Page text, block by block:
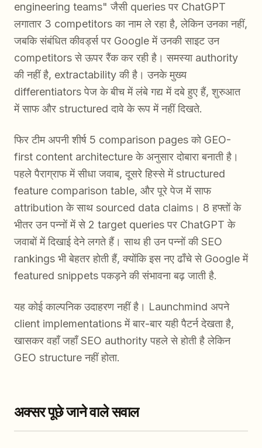
engineering teams" जैसी queries पर ChatGPT
लगातार 3 competitors का नाम ले रहा है, लेकिन उनका नहीं,
जबकि संबंधित कीवर्ड्स पर Google में उनकी साइट उन
competitors से ऊपर रैंक कर रही है। समस्या authority
की नहीं है, extractability की है। उनके मुख्य
differentiators पेज के बीच में लंबे गद्य में दबे हुए हैं, शुरुआत
में साफ और structured दावे के रूप में नहीं दिखते.
फिर टीम अपनी शीर्ष 5 comparison pages को GEO-
first content architecture के अनुसार दोबारा बनाती है।
पहले पैराग्राफ में सीधा जवाब, दूसरे हिस्से में structured
feature comparison table, और पूरे पेज में साफ
attribution के साथ sourced data claims। 8 हफ्तों के
भीतर उन पन्नों में से 2 target queries पर ChatGPT के
जवाबों में दिखाई देने लगते हैं। साथ ही उन पन्नों की SEO
rankings भी बेहतर होती हैं, क्योंकि इस नए ढाँचे से Google में
featured snippets पकड़ने की संभावना बढ़ जाती है.
यह कोई काल्पनिक उदाहरण नहीं है। Launchmind अपने
client implementations में बार-बार यही पैटर्न देखता है,
खासकर वहाँ जहाँ SEO authority पहले से होती है लेकिन
GEO structure नहीं होता.
अक्सर पूछे जाने वाले सवाल